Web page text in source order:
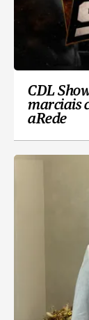
CDL
marciais
aRede